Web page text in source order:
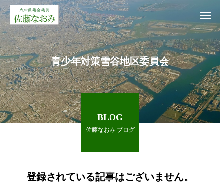
青少年対策雪谷地区委員会
BLOG
佐藤なおみ ブログ
登録されている記事はございません。